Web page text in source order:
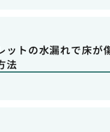
ットの水漏れで床が
法